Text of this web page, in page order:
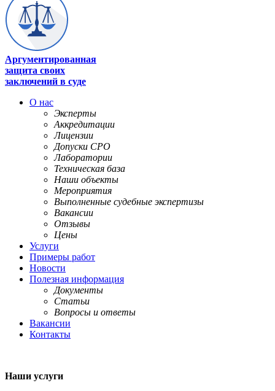
Аргументированная
защита своих
заключений в суде
О нас
Эксперты
Аккредитации
Лицензии
Допуски СРО
Лаборатории
Техническая база
Наши объекты
Мероприятия
Выполненные судебные экспертизы
Вакансии
Отзывы
Цены
Услуги
Примеры работ
Новости
Полезная информация
Документы
Статьи
Вопросы и ответы
Вакансии
Контакты
Наши услуги